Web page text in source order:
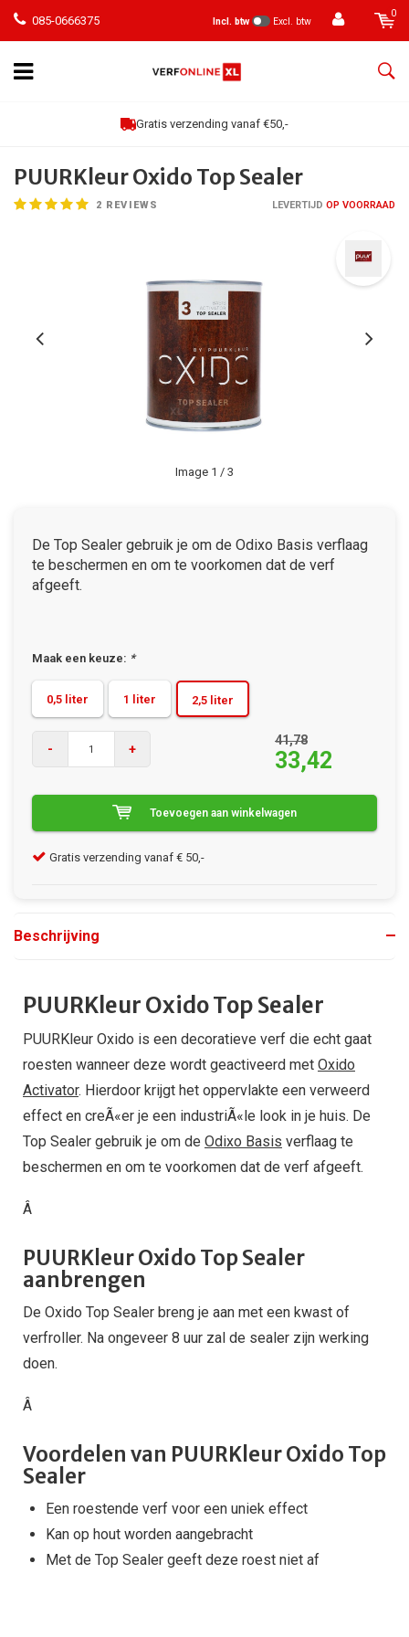
085-0666375 Incl. btw Excl. btw
0
Gratis verzending vanaf €50,-
PUURKleur Oxido Top Sealer
2 REVIEWS LEVERTIJD OP VOORRAAD
Image 1 / 3
De Top Sealer gebruik je om de Odixo Basis verflaag
te beschermen en om te voorkomen dat de verf
afgeeft.
Maak een keuze: *
0,5 liter 1 liter 2,5 liter
- +
41,78
33,42
Toevoegen aan winkelwagen
Gratis verzending vanaf € 50,-
Beschrijving
PUURKleur Oxido Top Sealer
PUURKleur Oxido is een decoratieve verf die echt gaat
roesten wanneer deze wordt geactiveerd met Oxido
Activator. Hierdoor krijgt het oppervlakte een verweerd
effect en creÃ«er je een industriÃ«le look in je huis. De
Top Sealer gebruik je om de Odixo Basis verflaag te
beschermen en om te voorkomen dat de verf afgeeft.
Â
PUURKleur Oxido Top Sealer
aanbrengen
De Oxido Top Sealer breng je aan met een kwast of
verfroller. Na ongeveer 8 uur zal de sealer zijn werking
doen.
Â
Voordelen van PUURKleur Oxido Top
Sealer
Een roestende verf voor een uniek effect
Kan op hout worden aangebracht
Met de Top Sealer geeft deze roest niet af